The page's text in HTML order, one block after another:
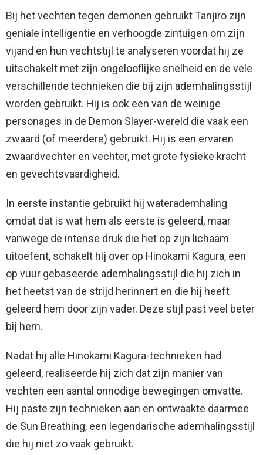
Bij het vechten tegen demonen gebruikt Tanjiro zijn
geniale intelligentie en verhoogde zintuigen om zijn
vijand en hun vechtstijl te analyseren voordat hij ze
uitschakelt met zijn ongelooflijke snelheid en de vele
verschillende technieken die bij zijn ademhalingsstijl
worden gebruikt. Hij is ook een van de weinige
personages in de Demon Slayer-wereld die vaak een
zwaard (of meerdere) gebruikt. Hij is een ervaren
zwaardvechter en vechter, met grote fysieke kracht
en gevechtsvaardigheid.
In eerste instantie gebruikt hij waterademhaling
omdat dat is wat hem als eerste is geleerd, maar
vanwege de intense druk die het op zijn lichaam
uitoefent, schakelt hij over op Hinokami Kagura, een
op vuur gebaseerde ademhalingsstijl die hij zich in
het heetst van de strijd herinnert en die hij heeft
geleerd hem door zijn vader. Deze stijl past veel beter
bij hem.
Nadat hij alle Hinokami Kagura-technieken had
geleerd, realiseerde hij zich dat zijn manier van
vechten een aantal onnodige bewegingen omvatte.
Hij paste zijn technieken aan en ontwaakte daarmee
de Sun Breathing, een legendarische ademhalingsstijl
die hij niet zo vaak gebruikt.